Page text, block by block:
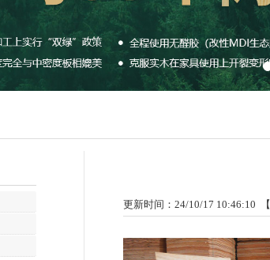
更新时间：24/10/17 10:46:10 【